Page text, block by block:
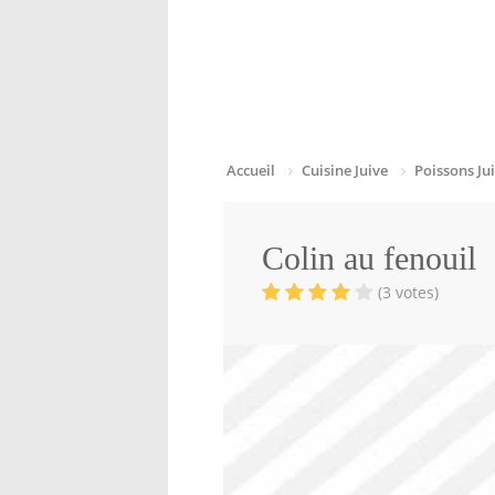
Accueil Cuisine Juive Poissons
Colin au fenouil
(3 votes)